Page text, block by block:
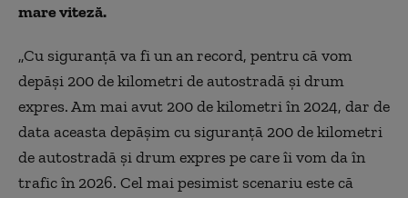
mare viteză.
„Cu siguranţă va fi un an record, pentru că vom
depăşi 200 de kilometri de autostradă şi drum
expres. Am mai avut 200 de kilometri în 2024, dar de
data aceasta depăşim cu siguranţă 200 de kilometri
de autostradă şi drum expres pe care îi vom da în
trafic în 2026. Cel mai pesimist scenariu este că